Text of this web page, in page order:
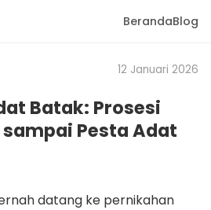
BerandaBlog
12 Januari 2026
Batak: Prosesi
Pesta Adat
datang ke pernikahan